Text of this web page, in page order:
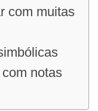
com muitas
notas